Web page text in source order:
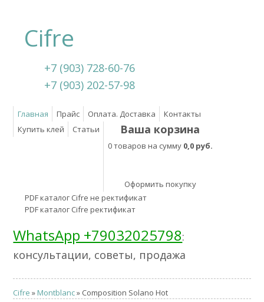
Cifre
+7 (903) 728-60-76
+7 (903) 202-57-98
Главная Прайс Оплата. Доставка
Контакты
Купить клей
Статьи Ваша корзина
0 товаров на сумму 0,0 руб.
Оформить покупку
PDF каталог Cifre не ректификат
PDF каталог Cifre ректификат
WhatsApp +79032025798:
консультации, советы, продажа
Cifre » Montblanc» Composition Solano Hot